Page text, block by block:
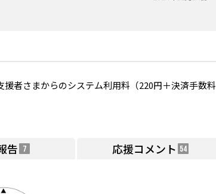
者さまからのシステム利用料（220円＋決済手数料
告 7 応援コメント 54